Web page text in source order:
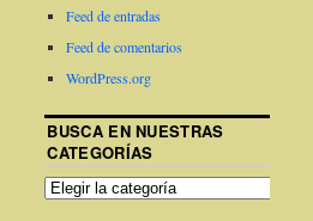
Feed de entradas
Feed de comentarios
WordPress.org
BUSCA EN NUESTRAS
CATEGORÍAS